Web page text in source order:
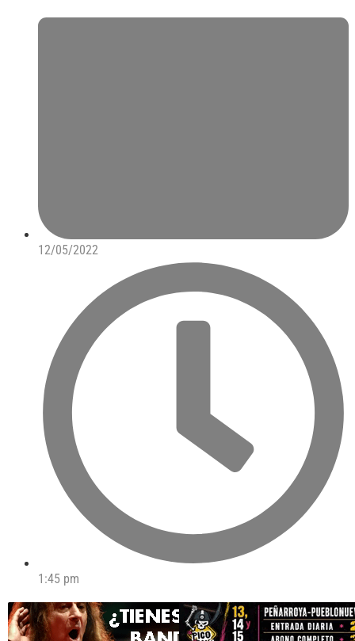
12/05/2022
1:45 pm